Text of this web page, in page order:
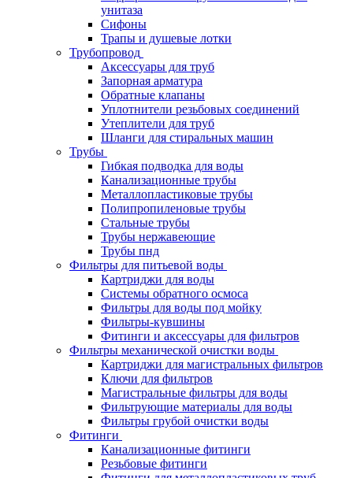
унитаза
Сифоны
Трапы и душевые лотки
Трубопровод
Аксессуары для труб
Запорная арматура
Обратные клапаны
Уплотнители резьбовых соединений
Утеплители для труб
Шланги для стиральных машин
Трубы
Гибкая подводка для воды
Канализационные трубы
Металлопластиковые трубы
Полипропиленовые трубы
Стальные трубы
Трубы нержавеющие
Трубы пнд
Фильтры для питьевой воды
Картриджи для воды
Системы обратного осмоса
Фильтры для воды под мойку
Фильтры-кувшины
Фитинги и аксессуары для фильтров
Фильтры механической очистки воды
Картриджи для магистральных фильтров
Ключи для фильтров
Магистральные фильтры для воды
Фильтрующие материалы для воды
Фильтры грубой очистки воды
Фитинги
Канализационные фитинги
Резьбовые фитинги